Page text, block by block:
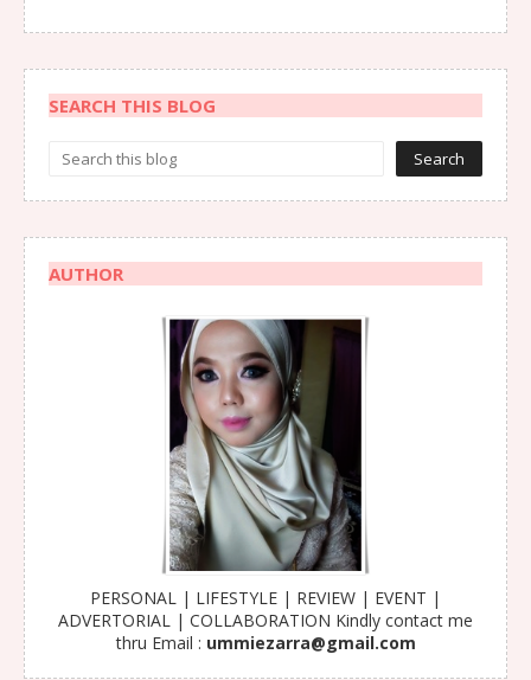
SEARCH THIS BLOG
AUTHOR
PERSONAL | LIFESTYLE | REVIEW | EVENT |
ADVERTORIAL | COLLABORATION Kindly contact me
thru Email : ummiezarra@gmail.com